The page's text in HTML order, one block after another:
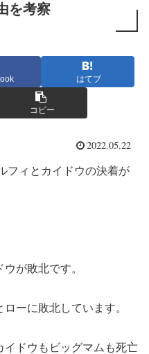
を考察
はてブ
コピー
2022.05.22
フィとカイドウの決着が
が敗北です。
ーに敗北しています。
イドウもビッグマムも死亡